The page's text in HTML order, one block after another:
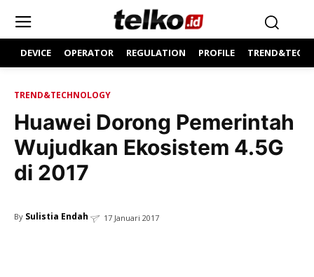
DEVICE OPERATOR REGULATION PROFILE
TREND&TECHNOLOGY
Huawei Dorong Pemerintah
Wujudkan Ekosistem 4.5G
di 2017
By Sulistia Endah 17 Januari 2017